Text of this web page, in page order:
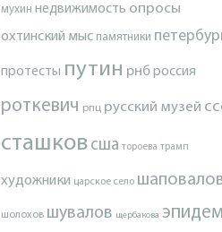
мухин недвижимость опросы
охтинский мыс памятники
протесты путин рнброссия
роткевич рпц русский музей
сташков сша тороева трамп
художники царское село
шолохов шувалов щербакова